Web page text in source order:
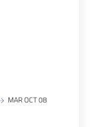
MAR OCT 08